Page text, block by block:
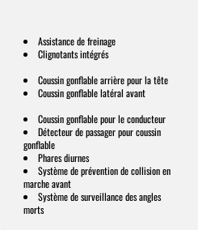
Assistance de freinage
Clignotants intégrés
Coussin gonflable arrière pour la tête
Coussin gonflable latéral avant
Coussin gonflable pour le conducteur
Détecteur de passager pour coussin
gonflable
Phares diurnes
Système de prévention de collision en
marche avant
Système de surveillance des angles
morts